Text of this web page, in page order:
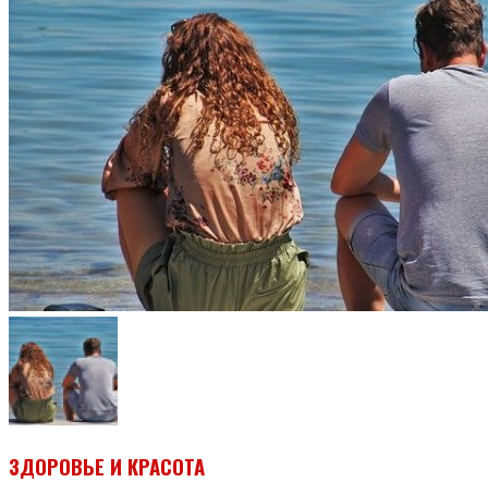
ЗДОРОВЬЕ И КРАСОТА